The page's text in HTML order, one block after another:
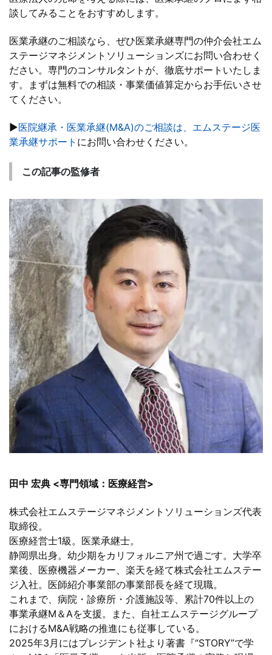
談してみることをおすすめします。
医業承継のご相談なら、ぜひ医業承継専門の仲介会社エム
ステージマネジメントソリューションズにお問い合わせく
ださい。専門のコンサルタントが、徹底サポートいたしま
す。まずは無料での相談・事業価値算定からお手伝いさせ
てください。
▶医院継承・医業承継(M&A)のご相談は、エムステージ医
業承継サポート にお問い合わせください。
この記事の監修者
田中 宏典 <専門領域：医療経営>
株式会社エムステージマネジメントソリューションズ代表
取締役。
医療経営士1級。医業承継士。
静岡県出身。幼少期をカリフォルニア州で過ごす。大学卒
業後、医療機器メーカー、楽天を経て株式会社エムステー
ジ入社。医師紹介事業部の事業部長を経て現職。
これまで、病院・診療所・介護施設等、累計70件以上の
事業承継M＆Aを支援。また、自社エムステージグループ
におけるM&A戦略の推進にも従事している。
2025年3月にはプレジデント社より著書『“STORY”で学